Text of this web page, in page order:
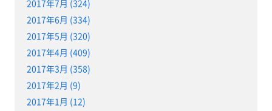
2017年7月 (324)
2017年6月 (334)
2017年5月 (320)
2017年4月 (409)
2017年3月 (358)
2017年2月 (9)
2017年1月 (12)